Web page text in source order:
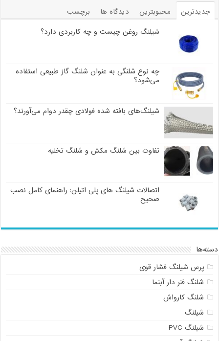
جدیدترین محبوبترین دیدگاه ها
برچسب
شیلنگ روغن چیست و چه کاربردی دارد؟
چه نوع شلنگی به عنوان شلنگ گاز طبیعی استفاده
می‌شود؟
شیلنگ‌های بافته شده فولادی چقدر دوام می‌آورند؟
تفاوت بین شلنگ مکش و شلنگ تخلیه
اتصالات شیلنگ های پلی اتیلن: راهنمای کامل نصب
صحیح
دسته‌ها
پرس شیلنگ فشار قوی
شلنگ فنر دار آبنما
شلنگ کارواش
شیلنگ
شیلنگ PVC